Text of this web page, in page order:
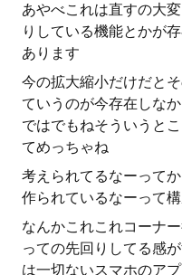
あやべこれは直すの大
りしている機能とかが
あります
今の拡大縮小だけだと
ていうのが今存在しな
ではでもねそういうと
てめっちゃね
考えられてるなーって
作られているなーって
なんかこれこれコーナ
っての先回りしてる感
は一切ないスマホのア